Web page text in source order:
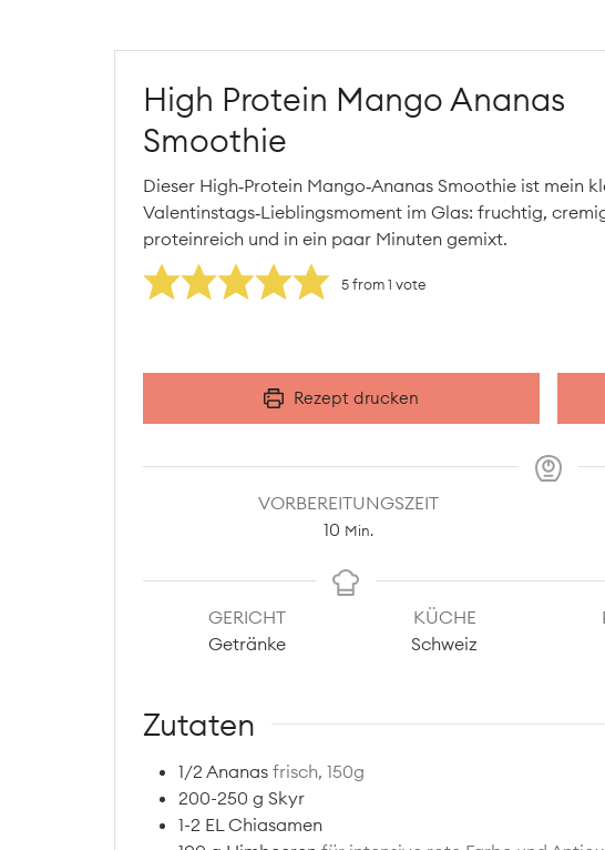
High Protein Mango Ananas
Smoothie
Dieser High‑Protein Mango‑Ananas Smoothie ist mein
Valentinstags‑Lieblingsmoment im Glas: fruchtig,
proteinreich und in ein paar Minuten gemixt.
5from 1 vote
Rezept drucken
VORBEREITUNGSZEIT
10 Minuten
Min.
GERICHT
Getränke
KÜCHE
Schweiz
Zutaten
1/2 Ananas frisch, 150g
200-250 g Skyr
1-2 EL Chiasamen